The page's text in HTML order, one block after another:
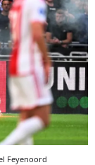
Feyenoord